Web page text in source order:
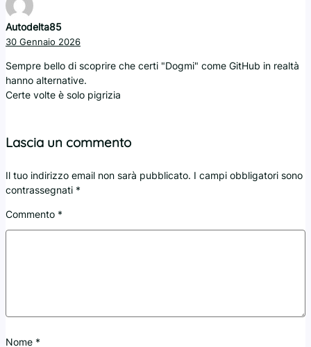
Autodelta85
30 Gennaio 2026
Sempre bello di scoprire che certi "Dogmi" come GitHub in realtà
hanno alternative.
Certe volte è solo pigrizia
Lascia un commento
Il tuo indirizzo email non sarà pubblicato. I campi obbligatori sono
contrassegnati *
Commento *
Nome *